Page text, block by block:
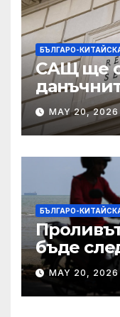
БЪЛГАРО-
САЩ ще
Тръмп
IRS
MAY 20,
БЪЛГАРО-
бъде
Азия не
MAY 20, 2026